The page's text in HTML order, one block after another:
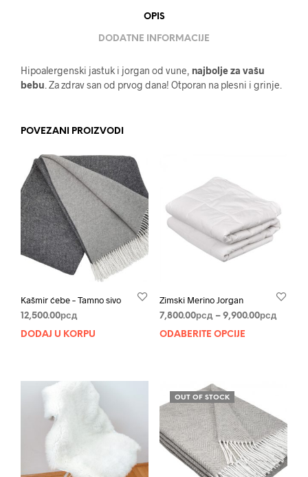
OPIS
DODATNE INFORMACIJE
Hipoalergenski jastuk i jorgan od vune, najbolje za vašu
bebu . Za zdrav san od prvog dana! Otporan na plesni i grinje.
POVEZANI PROIZVODI
Kašmir ćebe – Tamno sivo
12,500.00рсд
DODAJ U KORPU
Zimski Merino Jorgan
7,800.00рсд – 9,900.00рсд
ODABERITE OPCIJE
biti
na
OUT OF STOCK